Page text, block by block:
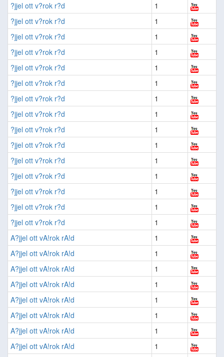
?jjel ott v?rok r?d
1
?jjel ott v?rok r?d
1
?jjel ott v?rok r?d
1
?jjel ott v?rok r?d
1
?jjel ott v?rok r?d
1
?jjel ott v?rok r?d
1
?jjel ott v?rok r?d
1
?jjel ott v?rok r?d
1
?jjel ott v?rok r?d
1
?jjel ott v?rok r?d
1
?jjel ott v?rok r?d
1
?jjel ott v?rok r?d
1
?jjel ott v?rok r?d
1
?jjel ott v?rok r?d
1
?jjel ott v?rok r?d
1
A?jjel ott vA!rok rA!d
1
A?jjel ott vA!rok rA!d
1
A?jjel ott vA!rok rA!d
1
A?jjel ott vA!rok rA!d
1
A?jjel ott vA!rok rA!d
1
A?jjel ott vA!rok rA!d
1
A?jjel ott vA!rok rA!d
1
A?jjel ott vA!rok rA!d
1